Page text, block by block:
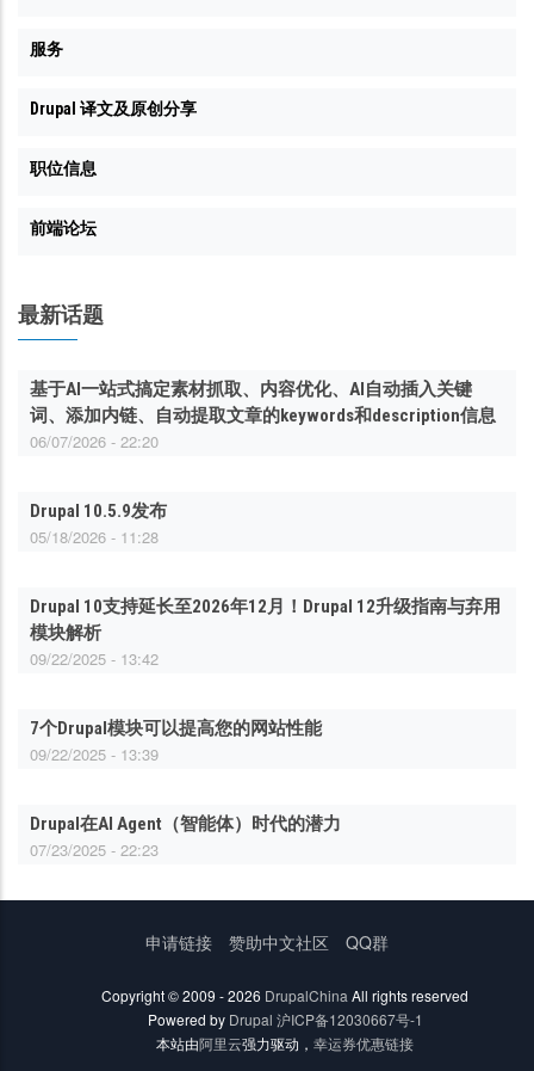
服务
Drupal 译文及原创分享
职位信息
前端论坛
最新话题
基于AI一站式搞定素材抓取、内容优化、AI自动插入关键
词、添加内链、自动提取文章的keywords和description信息
06/07/2026 - 22:20
Drupal 10.5.9发布
05/18/2026 - 11:28
Drupal 10支持延长至2026年12月！Drupal 12升级指南与弃用
模块解析
09/22/2025 - 13:42
7个Drupal模块可以提高您的网站性能
09/22/2025 - 13:39
Drupal在AI Agent（智能体）时代的潜力
07/23/2025 - 22:23
申请链接 赞助中文社区 QQ群
Copyright © 2009 - 2026 DrupalChina All rights reserved
Powered by Drupal 沪ICP备12030667号-1
本站由阿里云强力驱动， 幸运券优惠链接